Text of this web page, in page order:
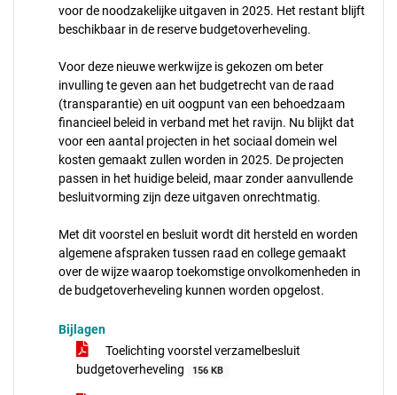
voor de noodzakelijke uitgaven in 2025. Het restant blijft
beschikbaar in de reserve budgetoverheveling.
Voor deze nieuwe werkwijze is gekozen om beter
invulling te geven aan het budgetrecht van de raad
(transparantie) en uit oogpunt van een behoedzaam
financieel beleid in verband met het ravijn. Nu blijkt dat
voor een aantal projecten in het sociaal domein wel
kosten gemaakt zullen worden in 2025. De projecten
passen in het huidige beleid, maar zonder aanvullende
besluitvorming zijn deze uitgaven onrechtmatig.
Met dit voorstel en besluit wordt dit hersteld en worden
algemene afspraken tussen raad en college gemaakt
over de wijze waarop toekomstige onvolkomenheden in
de budgetoverheveling kunnen worden opgelost.
Bijlagen
Toelichting voorstel verzamelbesluit
budgetoverheveling
156 KB